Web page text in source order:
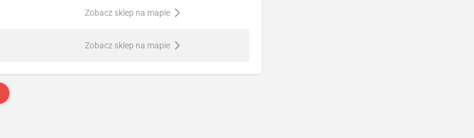
Zobacz sklep na mapie
Zobacz sklep na mapie